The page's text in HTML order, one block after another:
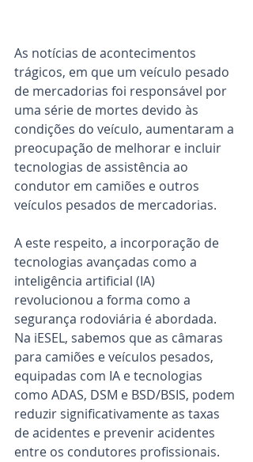
As notícias de acontecimentos
trágicos, em que um veículo pesado
de mercadorias foi responsável por
uma série de mortes devido às
condições do veículo, aumentaram a
preocupação de melhorar e incluir
tecnologias de assistência ao
condutor em camiões e outros
veículos pesados de mercadorias.
A este respeito, a incorporação de
tecnologias avançadas como a
inteligência artificial (IA)
revolucionou a forma como a
segurança rodoviária é abordada.
Na iESEL, sabemos que as câmaras
para camiões e veículos pesados,
equipadas com IA e tecnologias
como ADAS, DSM e BSD/BSIS, podem
reduzir significativamente as taxas
de acidentes e prevenir acidentes
entre os condutores profissionais.